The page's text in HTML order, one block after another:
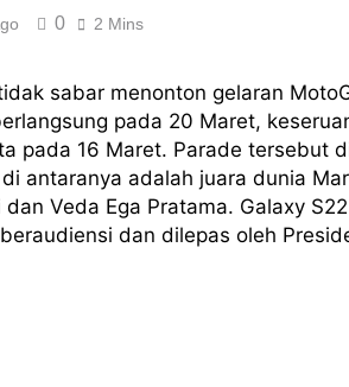
0 2 Mins
sabar menonton gelaran
pada 20 Maret,
pada 16 Maret. Parade tersebut
antaranya adalah juara dunia
Veda Ega Pratama. Galaxy
dan dilepas oleh